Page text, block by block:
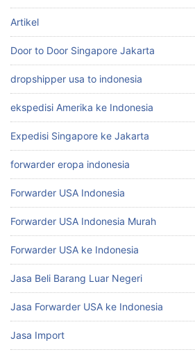
Artikel
Door to Door Singapore Jakarta
dropshipper usa to indonesia
ekspedisi Amerika ke Indonesia
Expedisi Singapore ke Jakarta
forwarder eropa indonesia
Forwarder USA Indonesia
Forwarder USA Indonesia Murah
Forwarder USA ke Indonesia
Jasa Beli Barang Luar Negeri
Jasa Forwarder USA ke Indonesia
Jasa Import